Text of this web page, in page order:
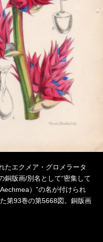
たエクメア・グロメラータ
銅版画/別名として“密集して
）”の名が付けられ
第93巻の第5668図。銅版画